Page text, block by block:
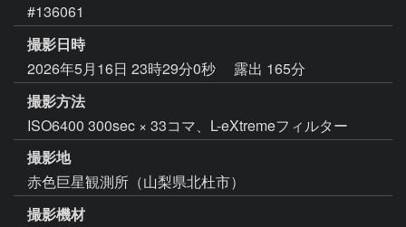
#136061
撮影日時
2026年5月16日 23時29分0秒
露出 165分
撮影方法
ISO6400 300sec × 33コマ、L-eXtremeフィルター
撮影地
赤色巨星観測所（山梨県北杜市）
撮影機材